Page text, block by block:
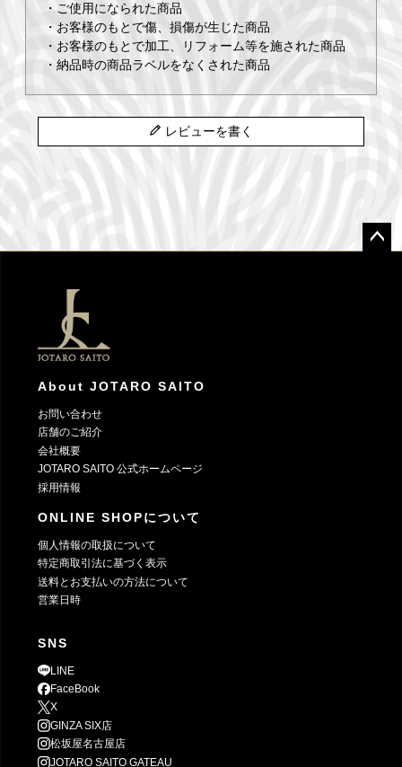
・ご使用になられた商品
・お客様のもとで傷、損傷が生じた商品
・お客様のもとで加工、リフォーム等を施された商品
・納品時の商品ラベルをなくされた商品
レビューを書く
About JOTARO SAITO
お問い合わせ
店舗のご紹介
会社概要
JOTARO SAITO 公式ホームページ
採用情報
ONLINE SHOPについて
個人情報の取扱について
特定商取引法に基づく表示
送料とお支払いの方法について
営業日時
SNS
LINE
FaceBook
X
GINZA SIX店
松坂屋名古屋店
JOTARO SAITO GATEAU